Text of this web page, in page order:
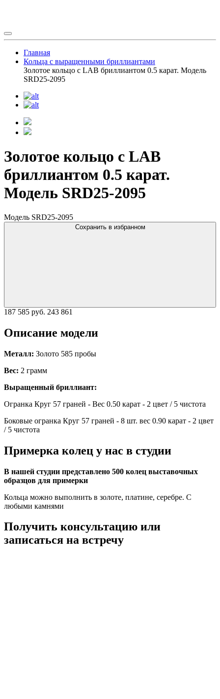
Главная
Кольца с выращенными бриллиантами
Золотое кольцо с LAB бриллиантом 0.5 карат. Модель
SRD25-2095
Золотое кольцо с LAB
бриллиантом 0.5 карат.
Модель SRD25-2095
Модель SRD25-2095
Сохранить в избранном
187 585 руб. 243 861
Описание модели
Металл: Золото 585 пробы
Вес: 2 грамм
Выращенный бриллиант:
Огранка Круг 57 граней - Вес 0.50 карат - 2 цвет / 5 чистота
Боковые огранка Круг 57 граней - 8 шт. вес 0.90 карат - 2 цвет
/ 5 чистота
Примерка колец у нас в студии
В нашей студии представлено 500 колец выставочных
образцов для примерки
Кольца можно выполнить в золоте, платине, серебре. С
любыми камнями
Получить консультацию или
записаться на встречу